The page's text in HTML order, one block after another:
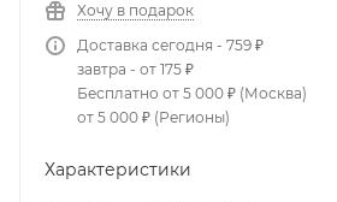
Хочу в подарок
Доставка сегодня - 759 ₽
завтра - от 175 ₽
Бесплатно от 5 000 ₽ (Москва)
от 5 000 ₽ (Регионы)
Характеристики